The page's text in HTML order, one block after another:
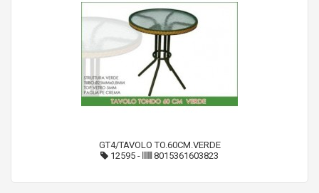
GT4/TAVOLO TO.60CM.VERDE
12595 - 8015361603823